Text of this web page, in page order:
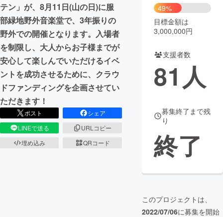
CAMPFIRE for Social Good
CAMPFIRE Creation
CAMPFIREふるさと納税machi-ya コミュニティ
テン」が、8月11日(山の日)に服
部緑地野外音楽堂で、3年振りの
野外での開催となります。入場者
を制限し、大人からお子様までが
安心して楽しんでいただけるイベ
ントを成功させるために、クラウ
ドファンディングを企画させてい
ただきます！
ポスト
シェア
LINEで送る
URLコピー
埋め込み
QRコード
49%
目標金額は
3,000,000円
支援者数
81 人
募集終了まで残
り
終了
このプロジェクトは、
2022/07/06に募集を開始